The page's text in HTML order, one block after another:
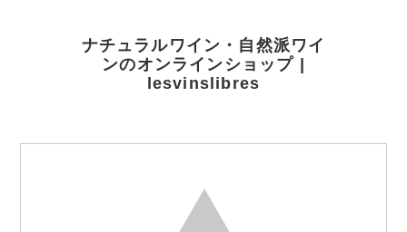
ナチュラルワイン・自然派ワイ
ンのオンラインショップ |
lesvinslibres